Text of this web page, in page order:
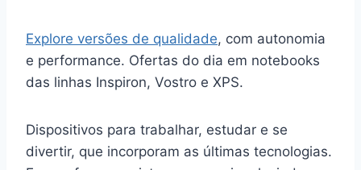
Explore versões de qualidade, com autonomia
e performance. Ofertas do dia em notebooks
das linhas Inspiron, Vostro e XPS.
Dispositivos para trabalhar, estudar e se
divertir, que incorporam as últimas tecnologias.